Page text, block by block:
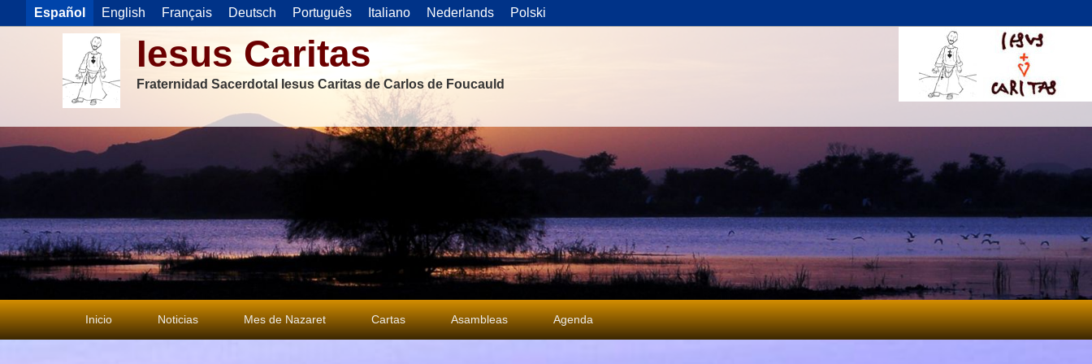
Español English Français Deutsch Português Italiano Nederlands Polski
Iesus Caritas
Fraternidad Sacerdotal Iesus Caritas de Carlos de Foucauld
Menú
principal
Inicio Noticias Mes de Nazaret Cartas Asambleas Agenda